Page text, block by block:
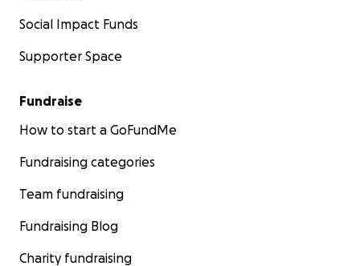
Social Impact Funds
Supporter Space
Fundraise
How to start a GoFundMe
Fundraising categories
Team fundraising
Fundraising Blog
Charity fundraising